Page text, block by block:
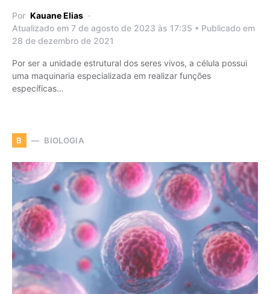
Por Kauane Elias
Atualizado em 7 de agosto de 2023 às 17:35 • Publicado em
28 de dezembro de 2021
Por ser a unidade estrutural dos seres vivos, a célula possui
uma maquinaria especializada em realizar funções
específicas…
B BIOLOGIA